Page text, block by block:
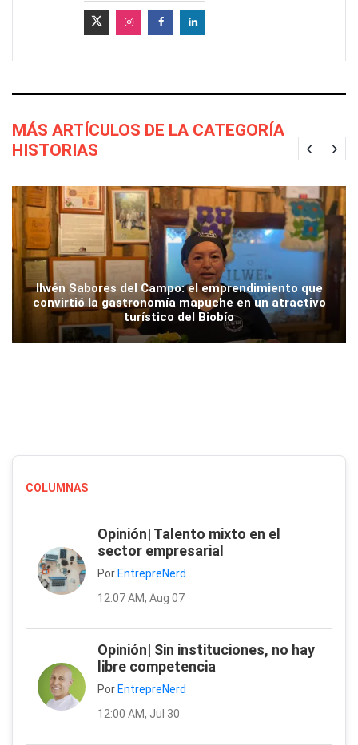
MÁS ARTÍCULOS DE LA CATEGORÍA
HISTORIAS
Ilwén Sabores del Campo: el emprendimiento que
convirtió la gastronomía mapuche en un atractivo
turístico del Biobío
COLUMNAS
Opinión| Talento mixto en el
sector empresarial
Por EntrepreNerd
12:07 AM, Aug 07
Opinión| Sin instituciones, no hay
libre competencia
Por EntrepreNerd
12:00 AM, Jul 30